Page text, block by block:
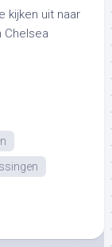
kijken uit naar
Chelsea